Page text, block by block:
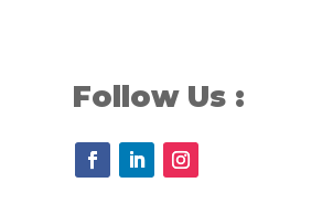
Follow Us :